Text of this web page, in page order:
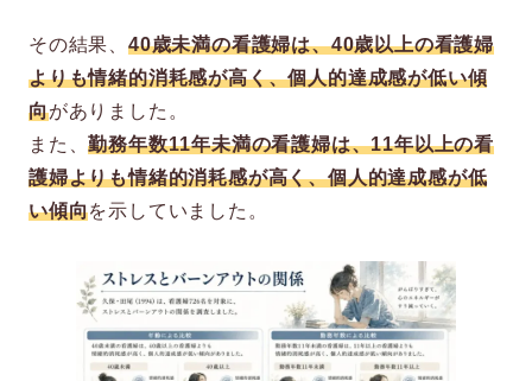
その結果、 40歳未満の看護婦は、40歳以上の看護婦
よりも情緒的消耗感が高く、個人的達成感が低い傾
向がありました。
また、勤務年数11年未満の看護婦は、11年以上の看
護婦よりも情緒的消耗感が高く、個人的達成感が低
い傾向を示していました。